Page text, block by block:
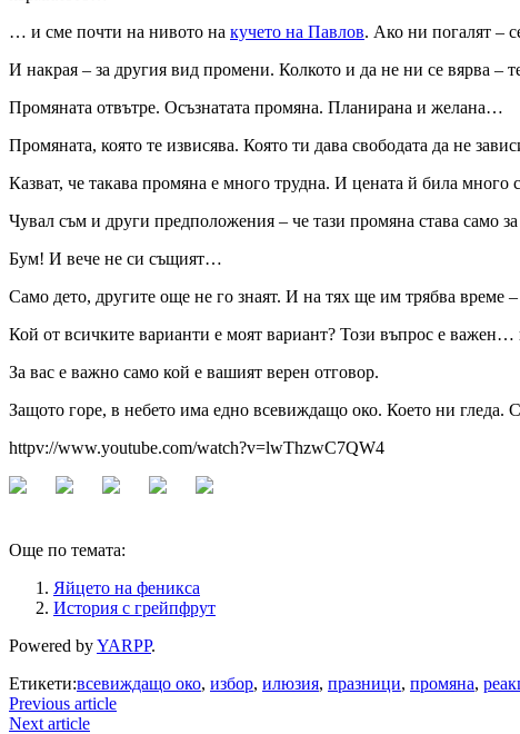
… и сме почти на нивото на кучето на Павлов. Ако ни погалят –
И накрая – за другия вид промени. Колкото и да не ни се вярва –
Промяната отвътре. Осъзнатата промяна. Планирана и желана…
Промяната, която те извисява. Която ти дава свободата да не
Казват, че такава промяна е много трудна. И цената й била много
Чувал съм и други предположения – че тази промяна става само
Бум! И вече не си същият…
Само дето, другите още не го знаят. И на тях ще им трябва време
Кой от всичките варианти е моят вариант? Този въпрос е важен…
За вас е важно само кой е вашият верен отговор.
Защото горе, в небето има едно всевиждащо око. Което ни
httpv://www.youtube.com/watch?v=lwThzwC7QW4
Още по темата:
Яйцето на феникса
История с грейпфрут
Powered byYARPP.
Етикети:всевиждащо око, избор, илюзия, празници, промяна,
Previous article
Next article